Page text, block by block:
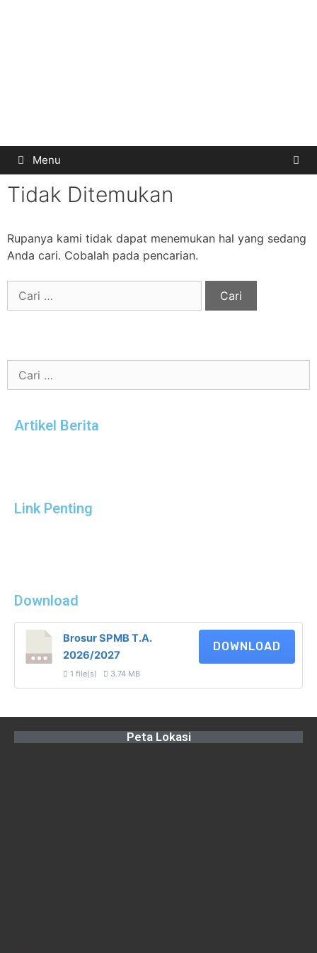
Menu
Tidak Ditemukan
Rupanya kami tidak dapat menemukan hal yang sedang
Anda cari. Cobalah pada pencarian.
Artikel Berita
Link Penting
Download
Brosur SPMB T.A.
2026/2027
1 file(s) 3.74 MB
DOWNLOAD
Peta Lokasi